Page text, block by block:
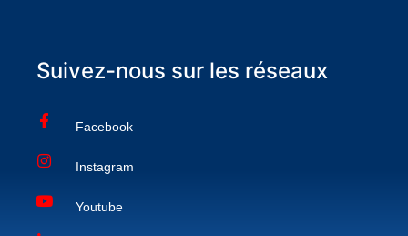
Suivez-nous sur les réseaux
Facebook
Instagram
Youtube